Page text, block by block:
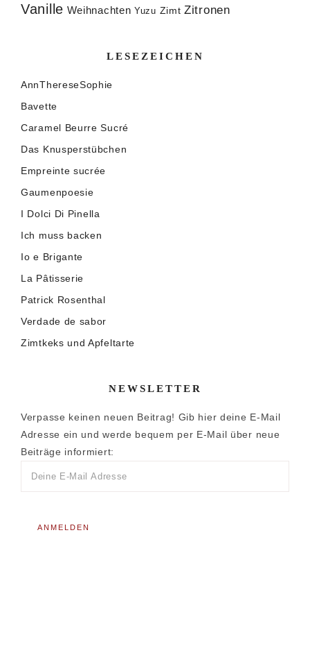
Vanille Weihnachten Yuzu Zimt Zitronen
LESEZEICHEN
AnnThereseSophie
Bavette
Caramel Beurre Sucré
Das Knusperstübchen
Empreinte sucrée
Gaumenpoesie
I Dolci Di Pinella
Ich muss backen
Io e Brigante
La Pâtisserie
Patrick Rosenthal
Verdade de sabor
Zimtkeks und Apfeltarte
NEWSLETTER
Verpasse keinen neuen Beitrag! Gib hier deine E-Mail
Adresse ein und werde bequem per E-Mail über neue
Beiträge informiert: